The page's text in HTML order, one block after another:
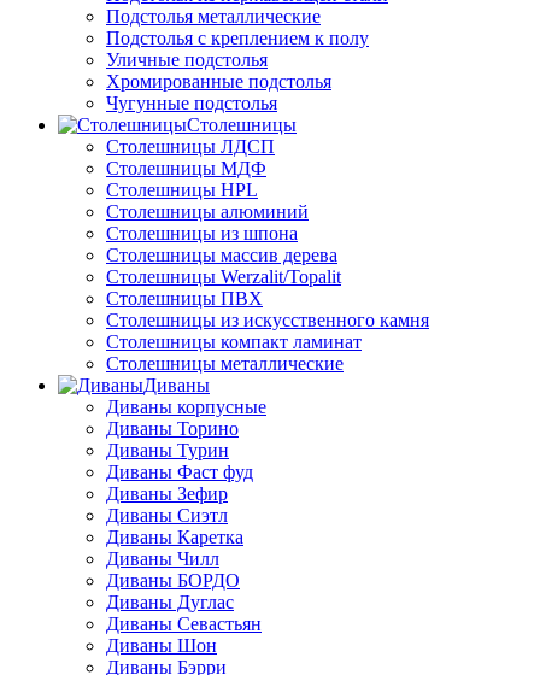
Подстолья металлические
Подстолья с креплением к полу
Уличные подстолья
Хромированные подстолья
Чугунные подстолья
Столешницы
Столешницы ЛДСП
Столешницы МДФ
Столешницы HPL
Столешницы алюминий
Столешницы из шпона
Столешницы массив дерева
Столешницы Werzalit/Topalit
Столешницы ПВХ
Столешницы из искусственного камня
Столешницы компакт ламинат
Столешницы металлические
Диваны
Диваны корпусные
Диваны Торино
Диваны Турин
Диваны Фаст фуд
Диваны Зефир
Диваны Сиэтл
Диваны Каретка
Диваны Чилл
Диваны БОРДО
Диваны Дуглас
Диваны Севастьян
Диваны Шон
Диваны Бэрри